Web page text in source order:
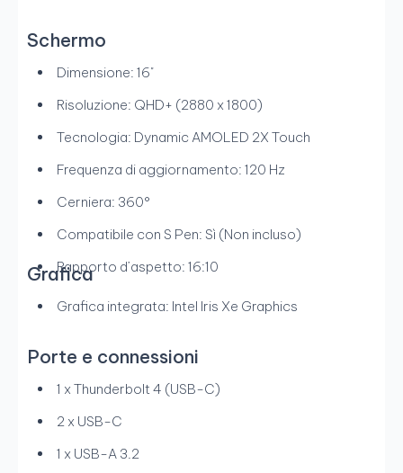
Schermo
Dimensione: 16"
Risoluzione: QHD+ (2880 x 1800)
Tecnologia: Dynamic AMOLED 2X Touch
Frequenza di aggiornamento: 120 Hz
Cerniera: 360°
Compatibile con S Pen: Sì (Non incluso)
Rapporto d’aspetto: 16:10
Grafica
Grafica integrata: Intel Iris Xe Graphics
Porte e connessioni
1 x Thunderbolt 4 (USB-C)
2 x USB-C
1 x USB-A 3.2